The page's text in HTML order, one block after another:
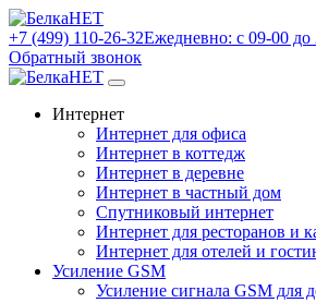
+7 (499) 110-26-32Ежедневно: с 09-00 до
Обратный звонок
Интернет
Интернет для офиса
Интернет в коттедж
Интернет в деревне
Интернет в частный дом
Спутниковый интернет
Интернет для ресторанов и
Интернет для отелей и
Усиление GSM
Усиление сигнала GSM для